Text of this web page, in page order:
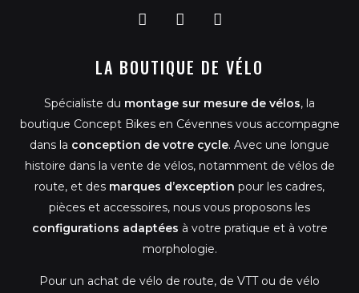
F
e
b
o
k
I
t
a
r
a
m
G
g
l
LA BOUTIQUE DE VÉLO
Spécialiste du montage sur mesure de vélos, la
boutique Concept Bikes en Cévennes vous accompagne
dans la conception de votre cycle. Avec une longue
histoire dans la vente de vélos, notamment de vélos de
route, et des marques d’exception pour les cadres,
pièces et accessoires, nous vous proposons les
configurations adaptées à votre pratique et à votre
morphologie.
Pour un achat de vélo de route, de VTT ou de vélo